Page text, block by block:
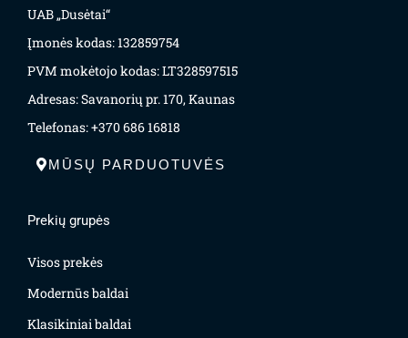
UAB „Dusėtai“
Įmonės kodas: 132859754
PVM mokėtojo kodas: LT328597515
Adresas: Savanorių pr. 170, Kaunas
Telefonas: +370 686 16818
MŪSŲ PARDUOTUVĖS
Prekių grupės
Visos prekės
Modernūs baldai
Klasikiniai baldai